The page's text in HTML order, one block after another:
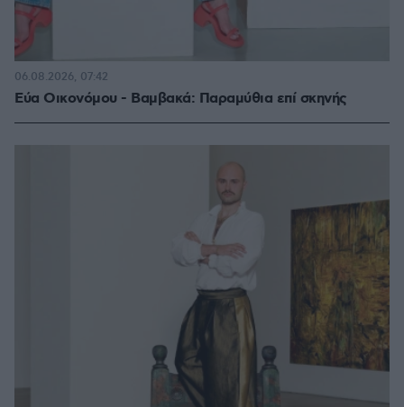
Εύα Οικονόμου - Βαμβακά: Παραμύθια επί σκηνής
06.08.2026, 07:42